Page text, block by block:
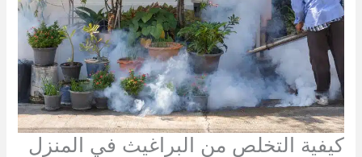
كيفية التخلص من البراغيث في المنزل